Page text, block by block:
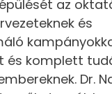
az
és
és komplett
Dr.